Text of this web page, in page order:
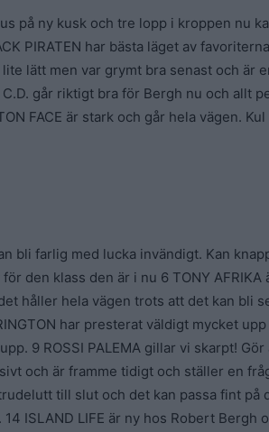
på ny kusk och tre lopp i kroppen nu
PIRATEN har bästa läget av
lätt men var grymt bra senast och är
går riktigt bra för Bergh nu och allt
FACE är stark och går hela vägen.
bli farlig med lucka invändigt. Kan
den klass den är i nu 6 TONY AFRIKA
håller hela vägen trots att det kan bli
har presterat väldigt mycket
9 ROSSI PALEMA gillar vi skarpt!
och är framme tidigt och ställer en
till slut och det kan passa fint på
ISLAND LIFE är ny hos Robert Bergh